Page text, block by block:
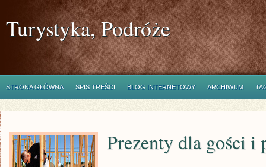
Turystyka, Podróże
STRONA GŁÓWNA SPIS TREŚCI BLOG INTERNETOWY ARCHIWUM
Prezenty dla gości i